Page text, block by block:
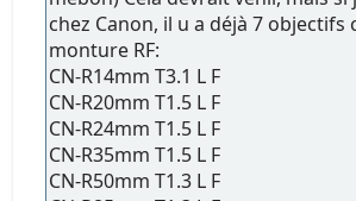
chez Canon, il u a déjà 7 objectifs
monture RF:
CN-R14mm T3.1 L F
CN-R20mm T1.5 L F
CN-R24mm T1.5 L F
CN-R35mm T1.5 L F
CN-R50mm T1.3 L F